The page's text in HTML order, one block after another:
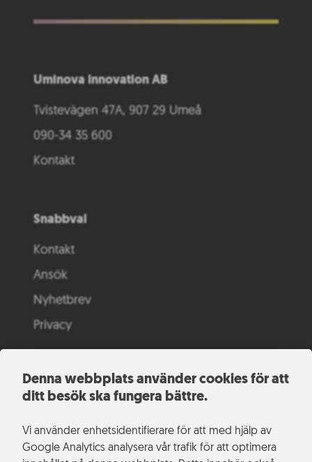
Denna webbplats använder cookies för att
ditt besök ska fungera bättre.
Vi använder enhetsidentifierare för att med hjälp av
Google Analytics analysera vår trafik för att optimera
Uminova Innovation AB
Tvistevägen 47A, 907 29 Umeå
090-34 35 600
Kontakt
Snabbval
Kontakt
Ansök
Nyhetbrev
Privacy